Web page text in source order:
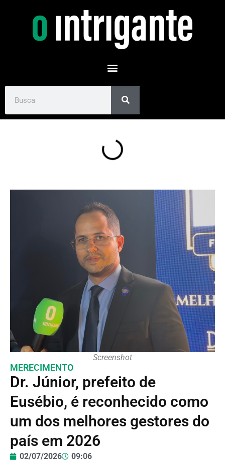
Screenshot
MERECIMENTO
Dr. Júnior, prefeito de
Eusébio, é reconhecido como
um dos melhores gestores do
país em 2026
02/07/2026 09:06